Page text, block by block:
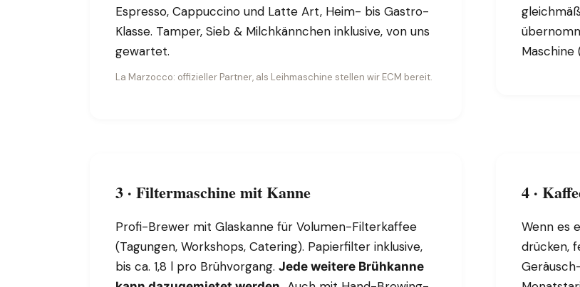
Espresso, Cappuccino und Latte Art, Heim- bis Gastro-
Klasse. Tamper, Sieb & Milchkännchen inklusive, von uns
gewartet.
La Marzocco: offizieller Partner, als Leihmaschine stellen wir ECM bereit.
Maschine
3 · Filtermaschine mit Kanne
Profi-Brewer mit Glaskanne für Volumen-Filterkaffee
(Tagungen, Workshops, Catering). Papierfilter inklusive,
bis ca. 1,8 l pro Brühvorgang. Jede weitere Brühkanne
4 ·
Wenn es
drücken,